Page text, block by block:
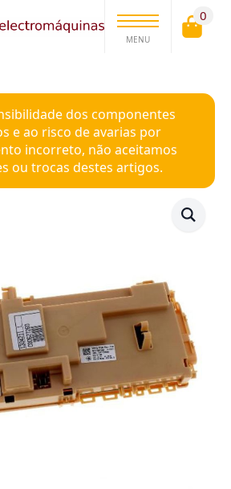
MENU
0
dos componentes
e ao risco de avarias por
incorreto, não aceitamos
ou trocas destes artigos.